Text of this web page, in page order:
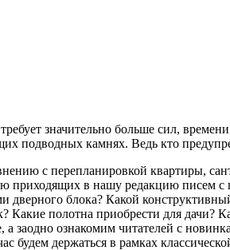
значительно больше сил,
подводных камнях. Ведь кто
с перепланировкой квартиры,
в нашу редакцию писем с
блока? Какой
полотна приобрести для
а заодно ознакомим читателей с
держаться в рамках